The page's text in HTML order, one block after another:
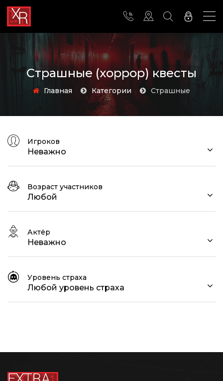
Страшные (хоррор) квесты
Главная Категории страшные
Игроков
Неважно
Возраст участников
Любой
Актёр
Неважно
Уровень страха
Любой уровень страха